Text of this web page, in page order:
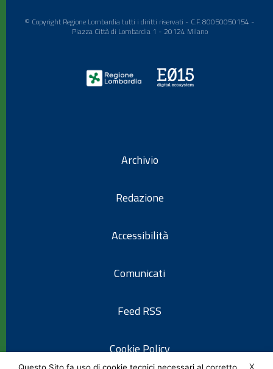
© Copyright Regione Lombardia tutti i diritti riservati - C.F. 80050050154 -
Piazza Città di Lombardia 1 - 20124 Milano
Archivio
Redazione
Accessibilità
Comunicati
Feed RSS
Cookie Policy
X